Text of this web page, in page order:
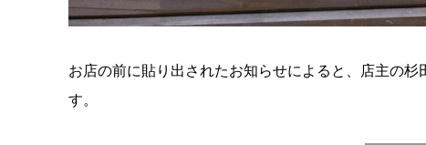
お店の前に貼り出されたお知らせによると、店主の
す。